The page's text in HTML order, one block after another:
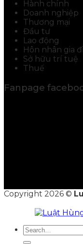
Hành chính
Doanh nghiệp
Thương mại
Đầu tư
Lao động
Hôn nhân gia
Sở hữu trí tuệ
Thuế
Fanpage
Copyright 2026 ©